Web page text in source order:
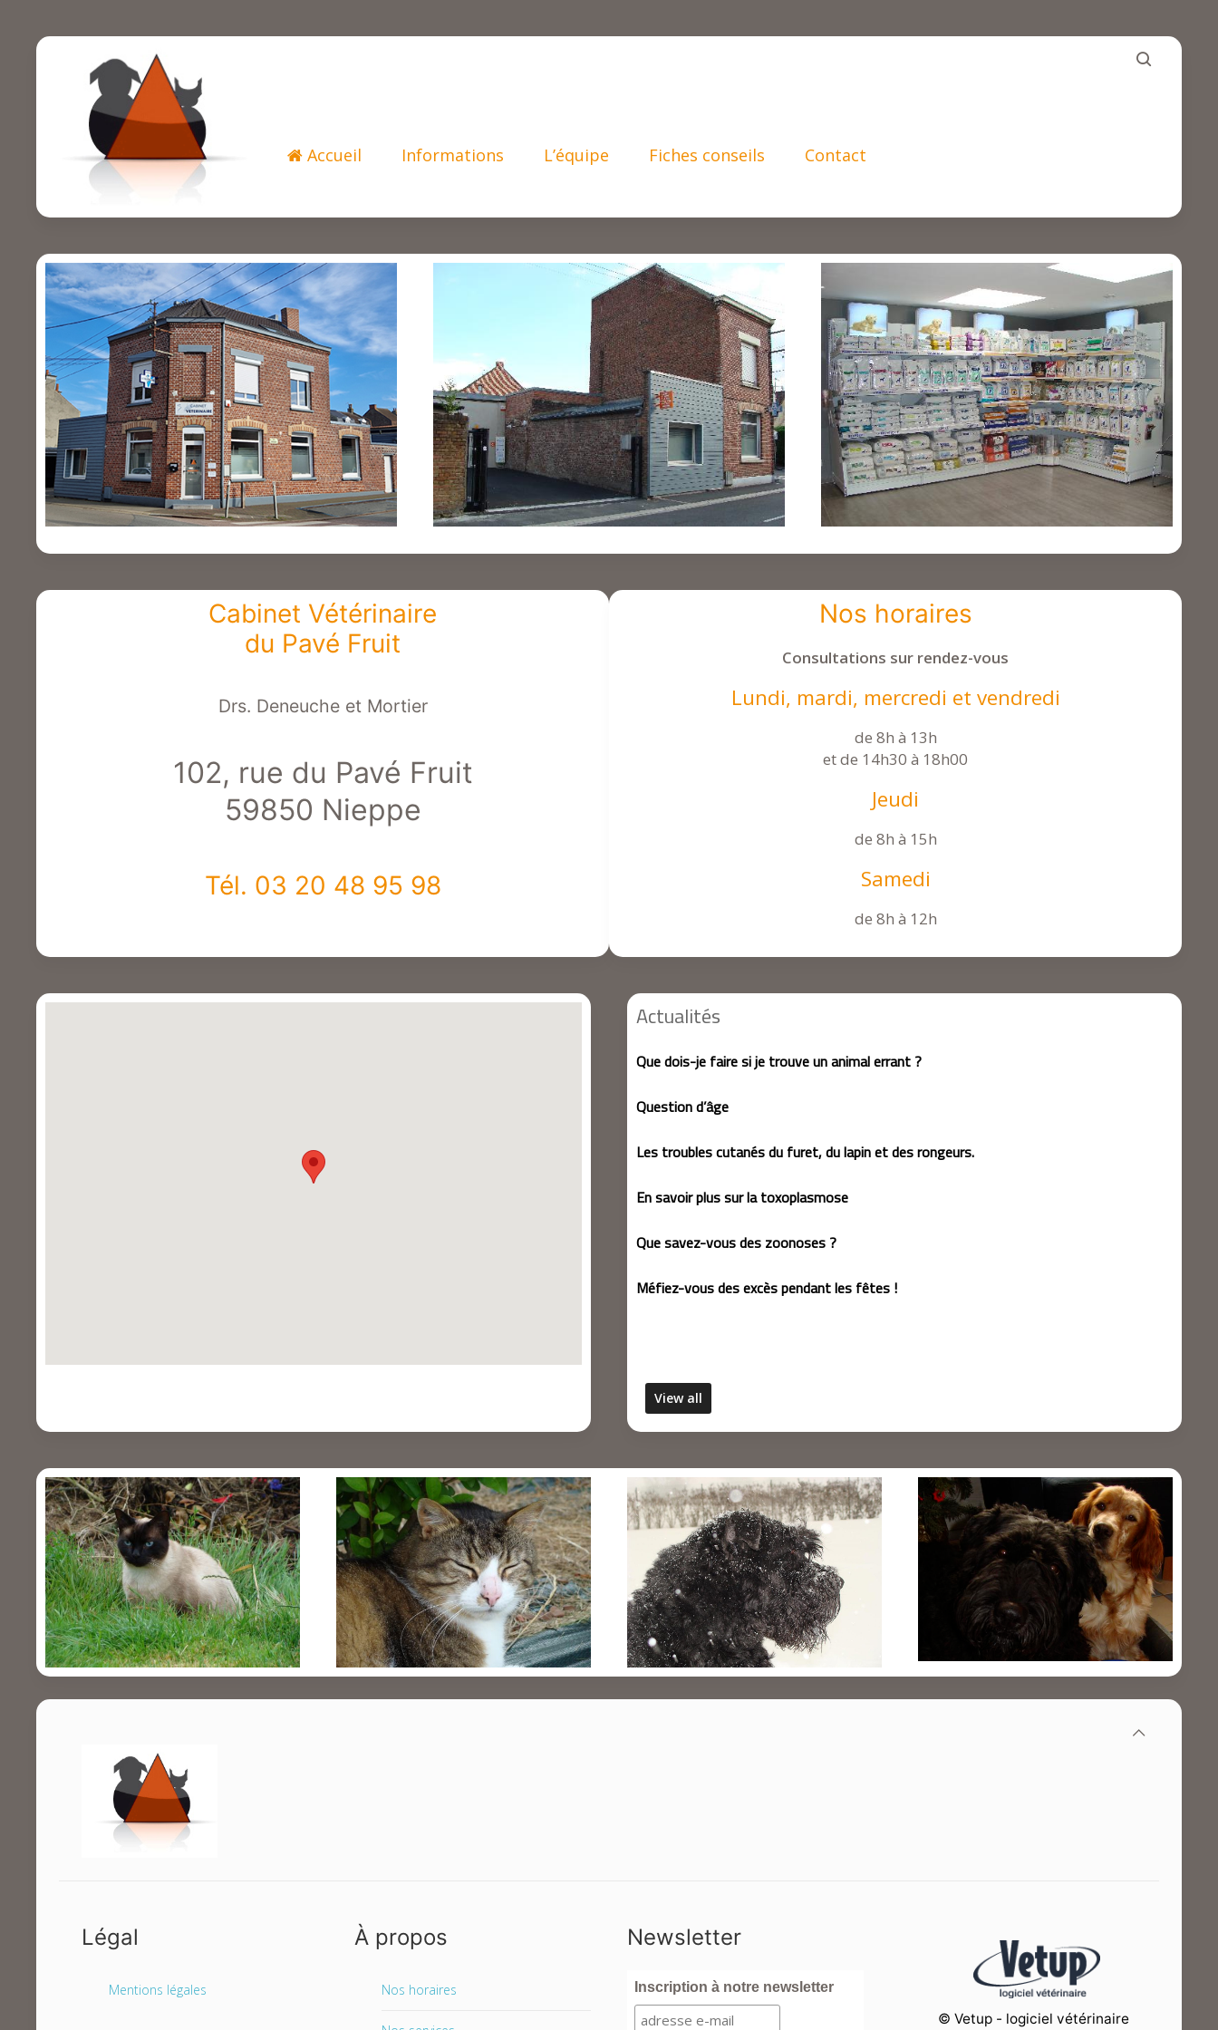
Accueil Informations L’équipe Fiches conseils Contact
Cabinet Vétérinaire
du Pavé Fruit
Drs. Deneuche et Mortier
102, rue du Pavé Fruit
59850 Nieppe
Tél. 03 20 48 95 98
Nos horaires
Consultations sur rendez-vous
Lundi, mardi, mercredi et vendredi
de 8h à 13h
et de 14h30 à 18h00
Jeudi
de 8h à 15h
Samedi
de 8h à 12h
Actualités
Que dois-je faire si je trouve un animal errant ?
Question d’âge
Les troubles cutanés du furet, du lapin et des rongeurs.
En savoir plus sur la toxoplasmose
Que savez-vous des zoonoses ?
Méfiez-vous des excès pendant les fêtes !
View all
Légal
Mentions légales
À propos
Nos horaires
Newsletter
Inscription à notre newsletter
© Vetup - logiciel vétérinaire